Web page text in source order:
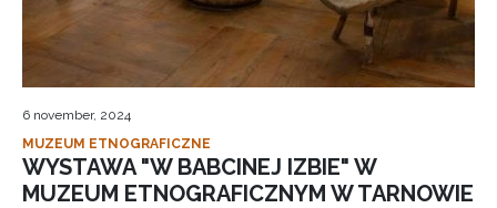
6 november, 2024
MUZEUM ETNOGRAFICZNE
WYSTAWA "W BABCINEJ IZBIE" W
MUZEUM ETNOGRAFICZNYM W TARNOWIE